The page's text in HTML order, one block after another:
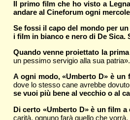
Il primo film che ho visto a
andare al Cineforum ogni
Se fossi il capo del mondo per
i film in bianco e nero di De
Quando venne proiettato la
un pessimo servigio alla sua
A ogni modo, «Umberto D» è
dove lo stesso cane avrebbe
se vuoi più bene al vecchio o al
Di certo «Umberto D» è un film
carità, ognuno farà quello che